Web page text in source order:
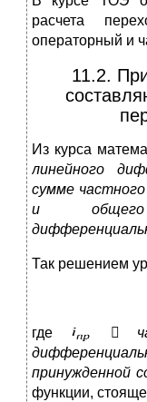
расчета
операторный и
11.2.
Из курса
линейного
сумме
и общего
Так решением
где 
принужденной
функции,